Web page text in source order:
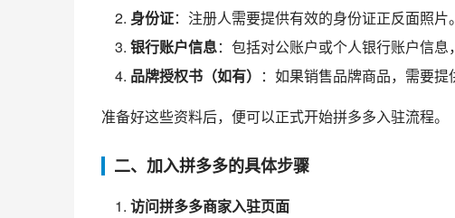
身份证：注册人需要提供有效的身份证正反面照片。
银行账户信息：包括对公账户或个人银行账户信息
品牌授权书（如有） ：如果销售品牌商品，需要提
准备好这些资料后，便可以正式开始拼多多入驻流程。
二、加入拼多多的具体步骤
访问拼多多商家入驻页面